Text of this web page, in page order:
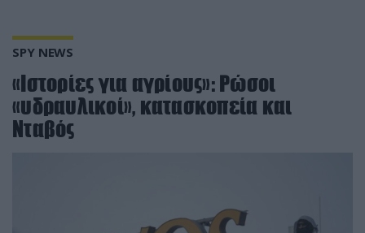
SPY NEWS
«Ιστορίες για αγρίους»: Ρώσοι
«υδραυλικοί», κατασκοπεία και
Νταβός